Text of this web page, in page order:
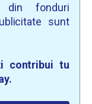
fonduri
sunt
contribui tu